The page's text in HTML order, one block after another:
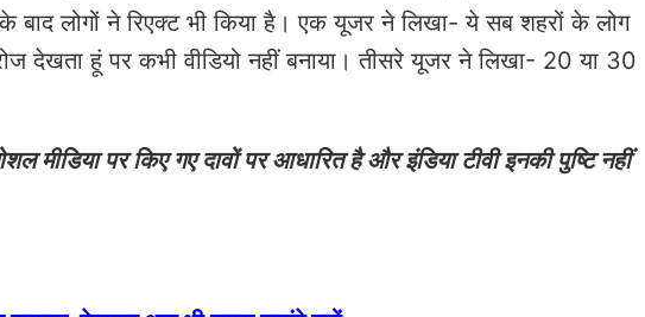
बाद लोगों ने रिएक्ट भी किया है। एक यूजर ने लिखा- ये सब शहरों के लोग
देखता हूं पर कभी वीडियो नहीं बनाया। तीसरे यूजर ने लिखा- 20 या 30
मीडिया पर किए गए दावों पर आधारित है और इंडिया टीवी इनकी पुष्टि नहीं